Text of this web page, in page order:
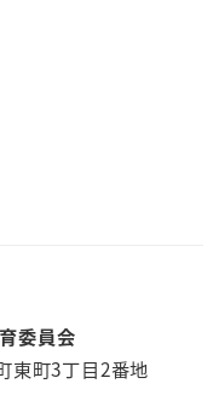
委員会
東町3丁目2番地